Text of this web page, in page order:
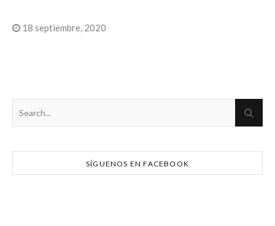
18 septiembre, 2020
SÍGUENOS EN FACEBOOK